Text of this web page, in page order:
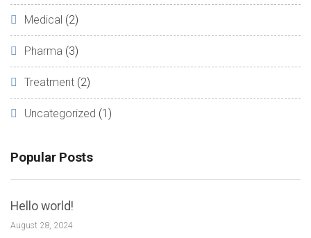
Medical (2)
Pharma (3)
Treatment (2)
Uncategorized (1)
Popular Posts
Hello world!
August 28, 2024